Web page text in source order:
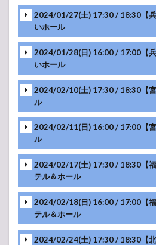
MC
-アンコール-
MC
MC
-アンコール-
MC
MC
-アンコール-
MC
MC
-アンコール-
MC
MC
MC
-アンコール-
MC
MC
MC
-アンコール-
MC
MC
MC
MC
MC
MC
MC
MC
MC
MC
MC
MC
MC
2024/01/27(土) 17:30 / 18:30【
いホール
MC
MC
2024/01/28(日) 16:00 / 17:00【
いホール
MC
2024/02/10(土) 17:30 / 18:30【
ル
MC
MC
2024/02/11(日) 16:00 / 17:00【
ル
MC
2024/02/17(土) 17:30 / 18:30【
テル＆ホール
2024/02/18(日) 16:00 / 17:00【
テル＆ホール
2024/02/24(土) 17:30 / 18:30【